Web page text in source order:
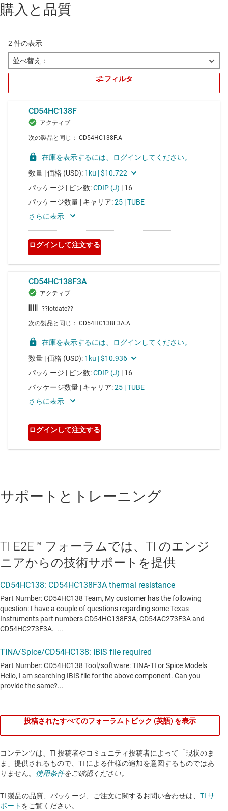
購入と品質
サポートとトレーニング
TI E2E™ フォーラムでは、TI のエンジ
ニアからの技術サポートを提供
投稿されたすべてのフォーラムトピック (英語) を表示
コンテンツは、TI 投稿者やコミュニティ投稿者によって「現状のま
ま」提供されるもので、TI による仕様の追加を意図するものではあ
りません。 使用条件をご確認ください。
TI 製品の品質、パッケージ、ご注文に関するお問い合わせは、 TI サ
ポート をご覧ください。​​​​​​​​​​​​​​